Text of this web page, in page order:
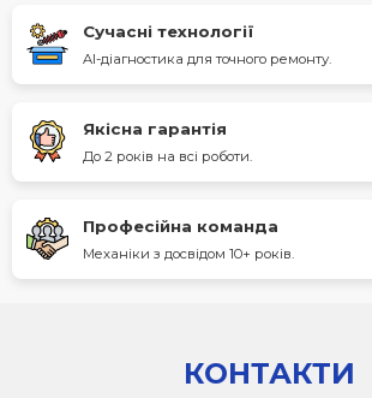
Сучасні технології
AI-діагностика для точного ремонту.
Якісна гарантія
До 2 років на всі роботи.
Професійна команда
Механіки з досвідом 10+ років.
КОНТАКТИ